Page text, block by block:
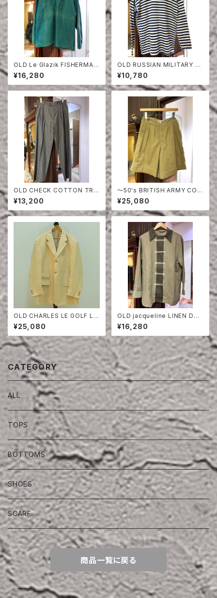
OLD Le Glazik FISHERMAN
SMOCK
¥16,280
OLD RUSSIAN MILITARY B
ORDER CUT-SEW
¥10,780
OLD CHECK COTTON TRO
USERS
¥13,200
〜50's BRITISH ARMY COT
TON DRILL SHORTS
¥25,080
OLD CHARLES LE GOLF LI
NEN HERRINGBONE TAILO
RED JACKET
¥25,080
OLD jacqueline LINEN DO
UBLE BREASTED SHIRT
¥16,280
CATEGORY
ALL
TOPS
BOTTOMS
SHOES
SCARF
商品一覧に戻る